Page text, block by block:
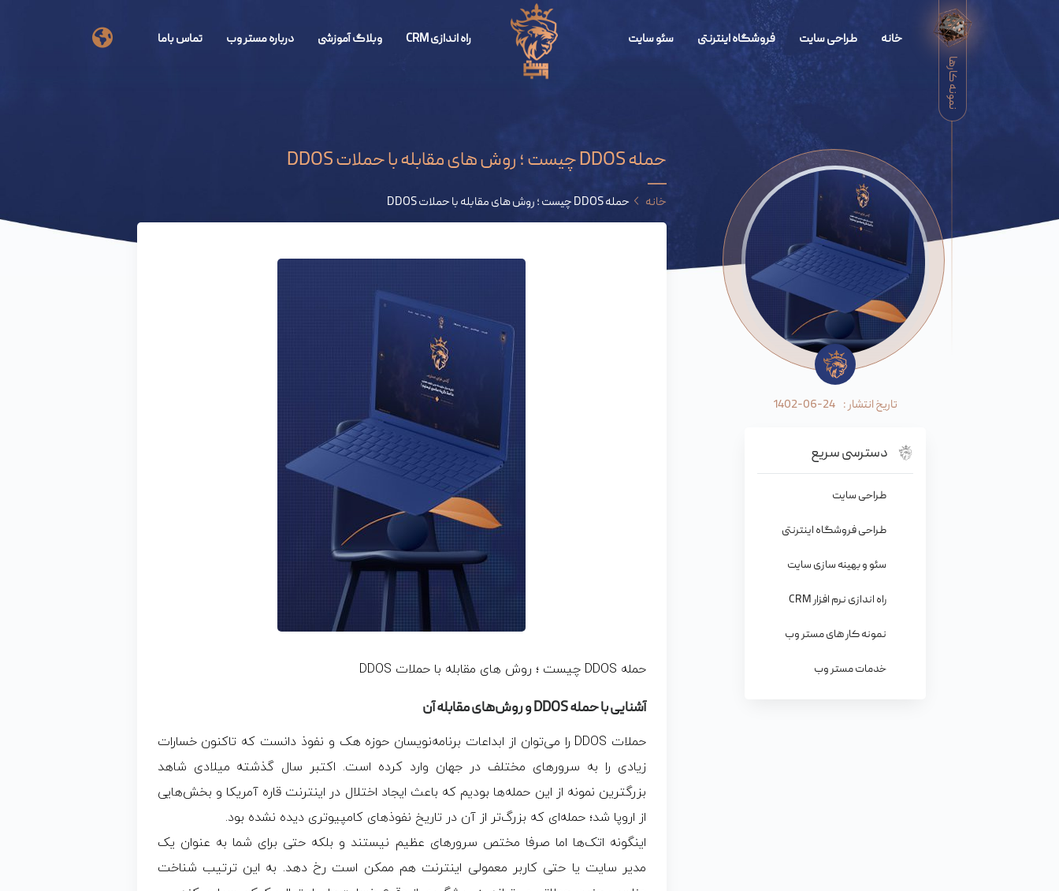
نمونه کارها
خانه طراحی سایت فروشگاه اینترنتی سئو سایت راه اندازی CRM وبلاگ آموزشی درباره مستر وب تماس باما
حمله DDOS چیست ؛ روش های مقابله با حملات DDOS
خانه حمله DDOS چیست ؛ روش های مقابله با حملات DDOS
حمله DDOS چیست ؛ روش های مقابله با حملات DDOS
آشنایی با حمله DDOS‌ و روش‌های مقابله آن
حملات DDOS را می‌توان از ابداعات برنامه‌نویسان حوزه هک و نفوذ دانست که تاکنون خسارات
زیادی را به سرورهای مختلف در جهان وارد کرده است. اکتبر سال گذشته میلادی شاهد
بزرگترین نمونه از این حمله‌ها بودیم که باعث ایجاد اختلال در اینترنت قاره آمریکا و بخش‌هایی
از اروپا شد؛ حمله‌ای که بزرگ‌تر از آن در تاریخ نفوذهای کامپیوتری دیده نشده بود.
اینگونه اتک‌ها اما صرفا مختص سرورهای عظیم نیستند و بلکه حتی برای شما به عنوان یک
مدیر سایت یا حتی کاربر معمولی اینترنت هم ممکن است رخ دهد. به این ترتیب شناخت
تاریخ انتشار : 1402-06-24
دسترسی سریع
طراحی سایت
طراحی فروشگاه اینترنتی
سئو و بهینه سازی سایت
راه اندازی نرم افزار CRM
نمونه کار های مستر وب
خدمات مستر وب